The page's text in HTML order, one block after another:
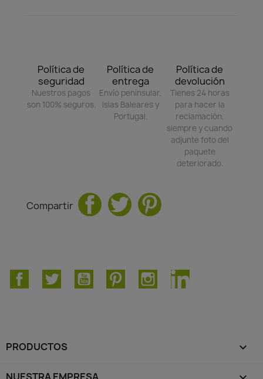
Política de
seguridad
Nuestros pagos
son 100% seguros.
Política de
entrega
Envío peninsular,
Islas Baleares y
Portugal.
Política de
devolución
Tienes 24 horas
para hacer la
reclamación,
siempre y cuando
adjunte foto del
paquete
deteriorado.
Compartir
FacebookTwitter YouTube PinterestInstagramLinkedIn
PRODUCTOS 